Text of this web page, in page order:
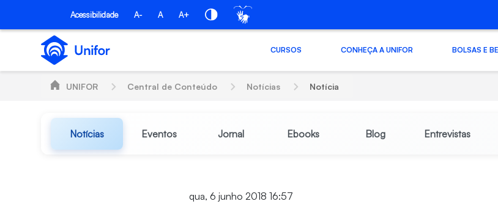
Pular para o Conteúdo principal
Acessibilidade A- A A+
CURSOS CONHEÇA A UNIFOR BOLSAS E
UNIFOR Central de Conteúdo Notícias Notícia
Notícias Eventos Jornal Ebooks Blog Entrevistas
qua, 6 junho 2018 16:57